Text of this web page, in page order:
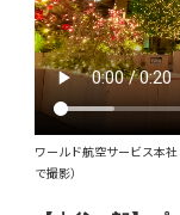
ワールド航空サービス本
で撮影）